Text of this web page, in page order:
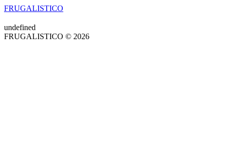
FRUGALISTICO
undefined
FRUGALISTICO © 2026